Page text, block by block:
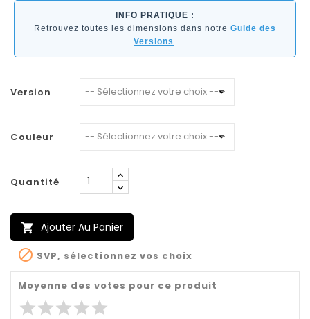
INFO PRATIQUE :
Retrouvez toutes les dimensions dans notre Guide des
Versions .
Version
Couleur
Quantité
 Ajouter Au Panier
 SVP, sélectionnez vos choix
Moyenne des votes pour ce produit
starstarstarstarstar